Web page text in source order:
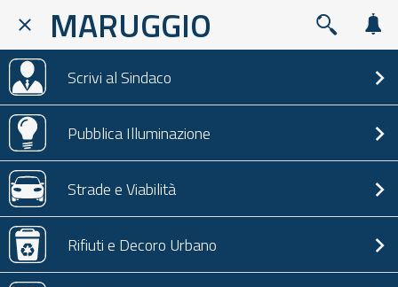
MARUGGIO
Scrivi al Sindaco
Pubblica Illuminazione
Strade e Viabilità
Rifiuti e Decoro Urbano